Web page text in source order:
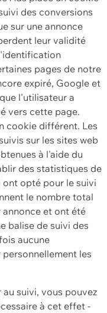
des conversions
sur une annonce
leur validité
pages de notre
expiré, Google et
l'utilisateur a
vers cette page.
cookie différent. Les
sur les sites web
à l'aide du
des statistiques de
opté pour le suivi
le nombre total
et ont été
balise de suivi des
aucune
les
suivi, vous pouvez
à cet effet -